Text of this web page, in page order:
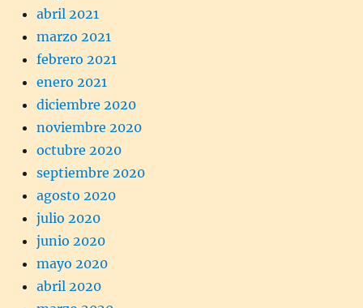
abril 2021
marzo 2021
febrero 2021
enero 2021
diciembre 2020
noviembre 2020
octubre 2020
septiembre 2020
agosto 2020
julio 2020
junio 2020
mayo 2020
abril 2020